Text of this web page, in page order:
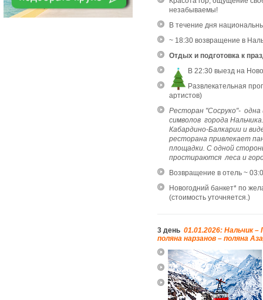
незабываемы!
В течение дня
~ 18:30 возвращение в
Отдых и подготовка к
В 22:30 выезд на
Развлекательная
артистов)
Ресторан "Сосруко"-
символов города
Кабардино-Балкарии и
ресторана привлекает
площадки. С одной
простираются леса и
Возвращение в отель ~
Новогодний банкет* по
(стоимость уточняется.)
3 день 01.01.2026: Нальчик
поляна нарзанов – поляна